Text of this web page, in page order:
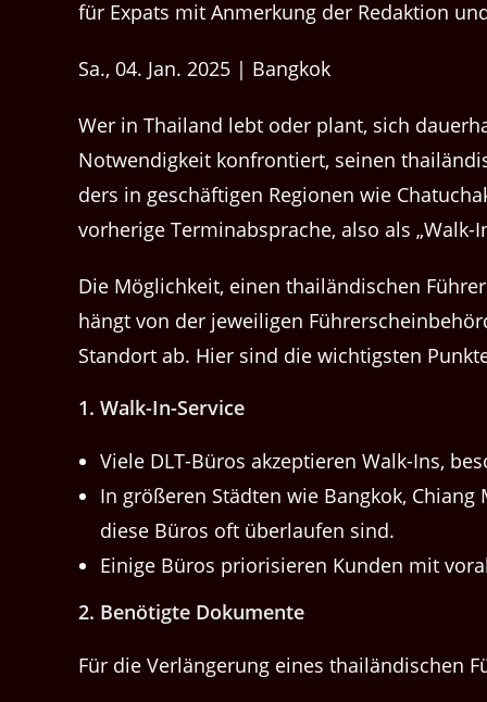
Sa., 04. Jan. 2025 | Bangkok
Wer in Thai­land lebt oder plant, sich
Notwendigkeit kon­fron­tiert, seinen
ders in geschäfti­gen Regio­nen wie
vorherige Ter­minab­sprache, also als
Die Möglichkeit, einen thailändis­chen
hängt von der jew­eili­gen
Stan­dort ab. Hier sind die wichtig­sten
1. Walk-In-Ser­vice
Viele DLT-Büros akzep­tieren Walk-Ins,
In größeren Städten wie Bangkok,
diese Büros oft über­laufen sind.
Einige Büros pri­or­isieren Kun­den mit
2. Benötigte Doku­mente
Für die Ver­längerung eines thailändis­chen